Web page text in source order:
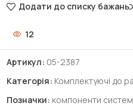
Додати до списку бажань
12
Артикул: 05-2387
Категорія: Комплектуючі до
Позначки: компоненти